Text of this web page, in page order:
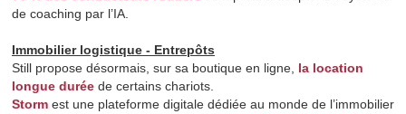
de coaching par l’IA.
Immobilier logistique - Entrepôts
Still propose désormais, sur sa boutique en ligne, la location
longue durée de certains chariots.
Storm est une plateforme digitale dédiée au monde de l’immobilier